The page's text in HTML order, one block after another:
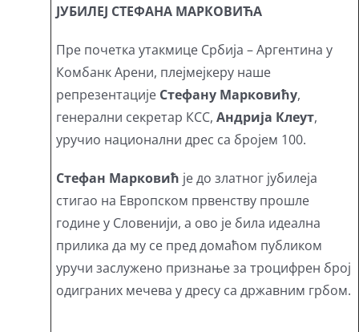
ЈУБИЛЕЈ СТЕФАНА МАРКОВИЋА
Пре почетка утакмице Србија – Аргентина у
Комбанк Арени, плејмејкеру наше
репрезентације Стефану Марковићу,
генерални секретар КСС, Андрија Клеут,
уручио национални дрес са бројем 100.
Стефан Марковић је до златног јубилеја
стигао на Европском првенству прошле
године у Словенији, а ово је била идеална
прилика да му се пред домаћом публиком
уручи заслужено признање за троцифрен број
одиграних мечева у дресу са државним грбом.